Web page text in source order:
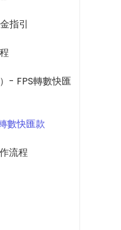
指引
- FPS轉數快匯
數快匯款
流程